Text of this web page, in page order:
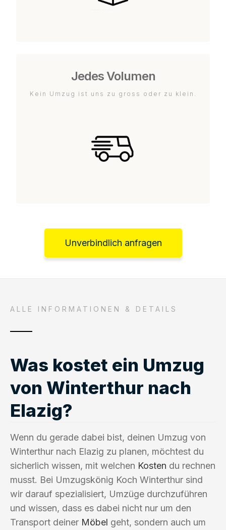
Jedes Volumen
Kein Umzug ist uns zu gross oder zu klein.
Unverbindlich anfragen
ALLE INFORMATIONEN & DETAILS
Was kostet ein Umzug
von Winterthur nach
Elazig?
Wenn du gerade dabei bist, deinen Umzug von
Winterthur nach Elazig zu planen, möchtest du
sicherlich wissen, mit welchen Kosten du rechnen
musst. Bei Umzugskönig Koch Winterthur sind
wir darauf spezialisiert, Umzüge durchzuführen
und wissen, dass es dabei nicht nur um den
Transport deiner Möbel geht, sondern auch um